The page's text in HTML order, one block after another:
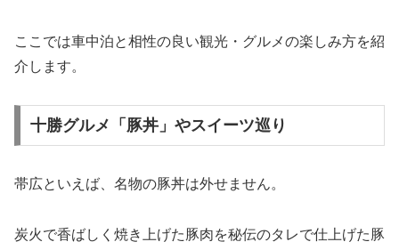
ここでは車中泊と相性の良い観光・グルメの楽しみ方を紹
介します。
十勝グルメ「豚丼」やスイーツ巡り
帯広といえば、名物の豚丼は外せません。
炭火で香ばしく焼き上げた豚肉を秘伝のタレで仕上げた豚